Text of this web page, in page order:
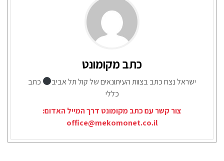
כתב מקומונט
ישראל נצח כתב בצוות העיתונאים של קול תל אביב
כתב
כללי
צור קשר עם כתב מקומונט דרך המייל האדום:
office@mekomonet.co.il